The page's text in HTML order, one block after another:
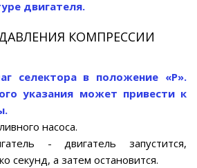
двигателя.
КОМПРЕССИИ
селектора в положение «P».
указания может привести к
насоса.
- двигатель запустится,
секунд, а затем остановится.